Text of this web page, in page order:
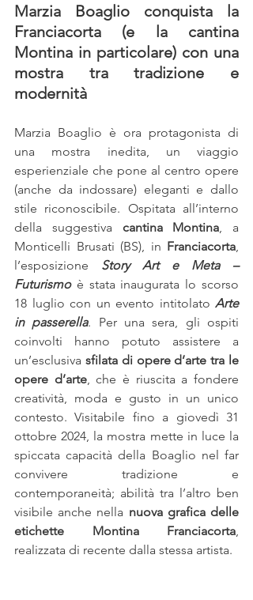
Marzia Boaglio conquista la
Franciacorta (e la cantina
Montina in particolare) con una
mostra tra tradizione e
modernità
Marzia Boaglio è ora protagonista di
una mostra inedita, un viaggio
esperienziale che pone al centro opere
(anche da indossare) eleganti e dallo
stile riconoscibile. Ospitata all’interno
della suggestiva cantina Montina, a
Monticelli Brusati (BS), in Franciacorta,
l’esposizione
Story Art e Meta –
Futurismo è stata inaugurata lo scorso
18 luglio con un evento intitolato Arte
in passerella. Per una sera, gli ospiti
coinvolti hanno potuto assistere a
un’esclusiva sfilata di opere d’arte tra le
opere d’arte, che è riuscita a fondere
creatività, moda e gusto in un unico
contesto. Visitabile fino a giovedì 31
ottobre 2024, la mostra mette in luce la
spiccata capacità della Boaglio nel far
convivere tradizione e
contemporaneità; abilità tra l’altro ben
visibile anche nella nuova grafica delle
etichette Montina Franciacorta,
realizzata di recente dalla stessa artista.